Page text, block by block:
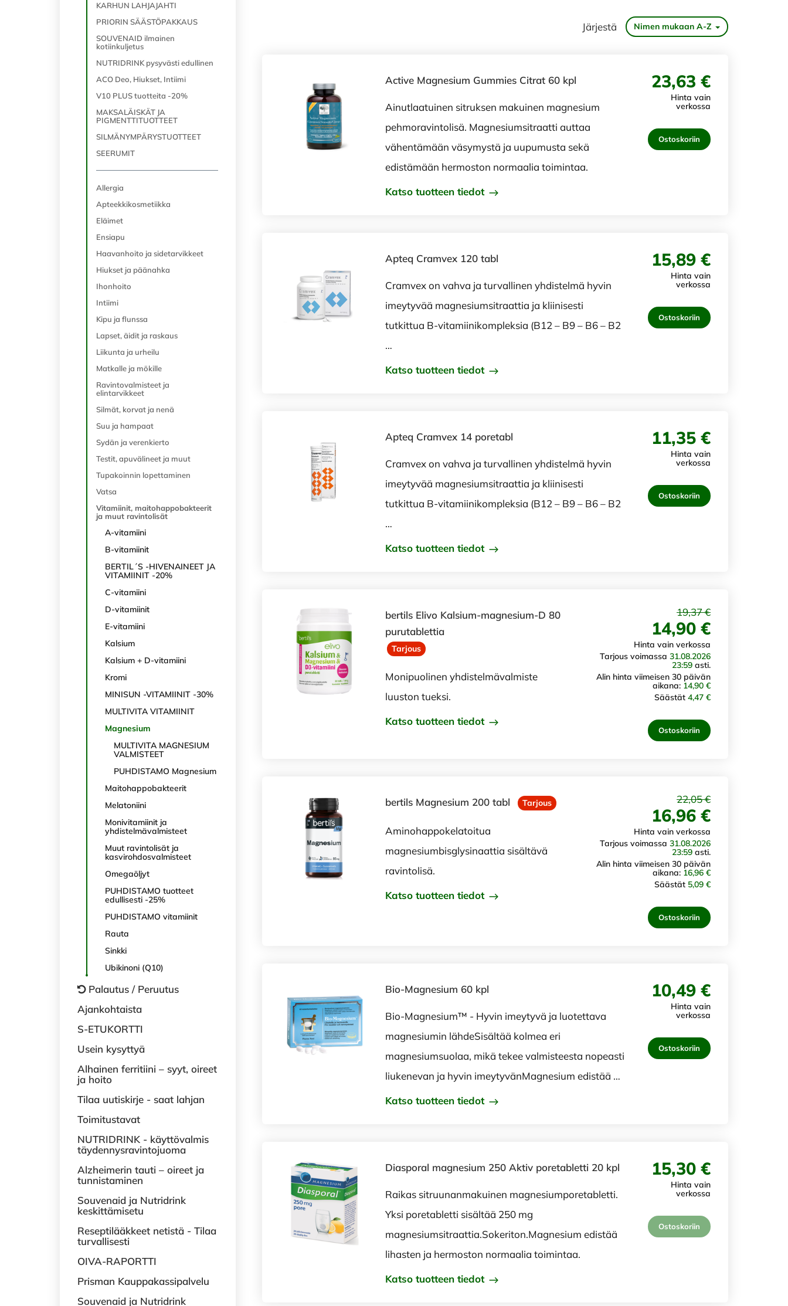
KARHUN LAHJAJAHTI
PRIORIN SÄÄSTÖPAKKAUS
SOUVENAID ilmainen
kotiinkuljetus
NUTRIDRINK pysyvästi edullinen
ACO Deo, Hiukset, Intiimi
V10 PLUS tuotteita -20%
MAKSALÄISKÄT JA
PIGMENTTITUOTTEET
SILMÄNYMPÄRYSTUOTTEET
SEERUMIT
Allergia
Apteekkikosmetiikka
Eläimet
Ensiapu
Haavanhoito ja sidetarvikkeet
Hiukset ja päänahka
Ihonhoito
Intiimi
Kipu ja flunssa
Lapset, äidit ja raskaus
Liikunta ja urheilu
Matkalle ja mökille
Ravintovalmisteet ja
elintarvikkeet
Silmät, korvat ja nenä
Suu ja hampaat
Sydän ja verenkierto
Testit, apuvälineet ja muut
Tupakoinnin lopettaminen
Vatsa
Vitamiinit, maitohappobakteerit
ja muut ravintolisät
A-vitamiini
B-vitamiinit
BERTIL´S -HIVENAINEET JA
VITAMIINIT -20%
C-vitamiini
D-vitamiinit
E-vitamiini
Kalsium
Kalsium + D-vitamiini
Kromi
MINISUN -VITAMIINIT -30%
MULTIVITA VITAMIINIT
Magnesium
MULTIVITA MAGNESIUM
VALMISTEET
PUHDISTAMO Magnesium
Maitohappobakteerit
Melatoniini
Monivitamiinit ja
yhdistelmävalmisteet
Muut ravintolisät ja
kasvirohdosvalmisteet
Omegaöljyt
PUHDISTAMO tuotteet
edullisesti -25%
PUHDISTAMO vitamiinit
Rauta
Sinkki
Ubikinoni (Q10)
Palautus / Peruutus
Ajankohtaista
S-ETUKORTTI
Usein kysyttyä
Alhainen ferritiini – syyt, oireet
ja hoito
Tilaa uutiskirje - saat lahjan
Toimitustavat
NUTRIDRINK - käyttövalmis
täydennysravintojuoma
Alzheimerin tauti – oireet ja
tunnistaminen
Souvenaid ja Nutridrink
keskittämisetu
Reseptilääkkeet netistä - Tilaa
turvallisesti
OIVA-RAPORTTI
Prisman Kauppakassipalvelu
Souvenaid ja Nutridrink
Järjestä Nimen mukaan A-Z
Active Magnesium Gummies Citrat 60 kpl
Ainutlaatuinen sitruksen makuinen magnesium
pehmoravintolisä. Magnesiumsitraatti auttaa
vähentämään väsymystä ja uupumusta sekä
edistämään hermoston normaalia toimintaa.
Katso tuotteen tiedot
23,63 €
Hinta vain
verkossa
Ostoskoriin
Apteq Cramvex 120 tabl
Cramvex on vahva ja turvallinen yhdistelmä hyvin
imeytyvää magnesiumsitraattia ja kliinisesti
tutkittua B-vitamiinikompleksia (B12 – B9 – B6 – B2
…
Katso tuotteen tiedot
15,89 €
Hinta vain
verkossa
Ostoskoriin
Apteq Cramvex 14 poretabl
Cramvex on vahva ja turvallinen yhdistelmä hyvin
imeytyvää magnesiumsitraattia ja kliinisesti
tutkittua B-vitamiinikompleksia (B12 – B9 – B6 – B2
…
Katso tuotteen tiedot
11,35 €
Hinta vain
verkossa
Ostoskoriin
bertils Elivo Kalsium-magnesium-D 80
purutablettia
Tarjous
Monipuolinen yhdistelmävalmiste
luuston tueksi.
Katso tuotteen tiedot
19,37 €
14,90 €
Hinta vain verkossa
Tarjous voimassa 31.08.2026
23:59 asti.
Alin hinta viimeisen 30 päivän
aikana: 14,90 €
Säästät 4,47 €
Ostoskoriin
bertils Magnesium 200 tabl Tarjous
Aminohappokelatoitua
magnesiumbisglysinaattia sisältävä
ravintolisä.
Katso tuotteen tiedot
22,05 €
16,96 €
Hinta vain verkossa
Tarjous voimassa 31.08.2026
23:59 asti.
Alin hinta viimeisen 30 päivän
aikana: 16,96 €
Säästät 5,09 €
Ostoskoriin
Bio-Magnesium 60 kpl
Bio-Magnesium™ - Hyvin imeytyvä ja luotettava
magnesiumin lähdeSisältää kolmea eri
magnesiumsuolaa, mikä tekee valmisteesta nopeasti
liukenevan ja hyvin imeytyvänMagnesium edistää …
Katso tuotteen tiedot
10,49 €
Hinta vain
verkossa
Ostoskoriin
Diasporal magnesium 250 Aktiv poretabletti 20 kpl
Raikas sitruunanmakuinen magnesiumporetabletti.
Yksi poretabletti sisältää 250 mg
magnesiumsitraattia.Sokeriton.Magnesium edistää
lihasten ja hermoston normaalia toimintaa.
Katso tuotteen tiedot
15,30 €
Hinta vain
verkossa
Ostoskoriin